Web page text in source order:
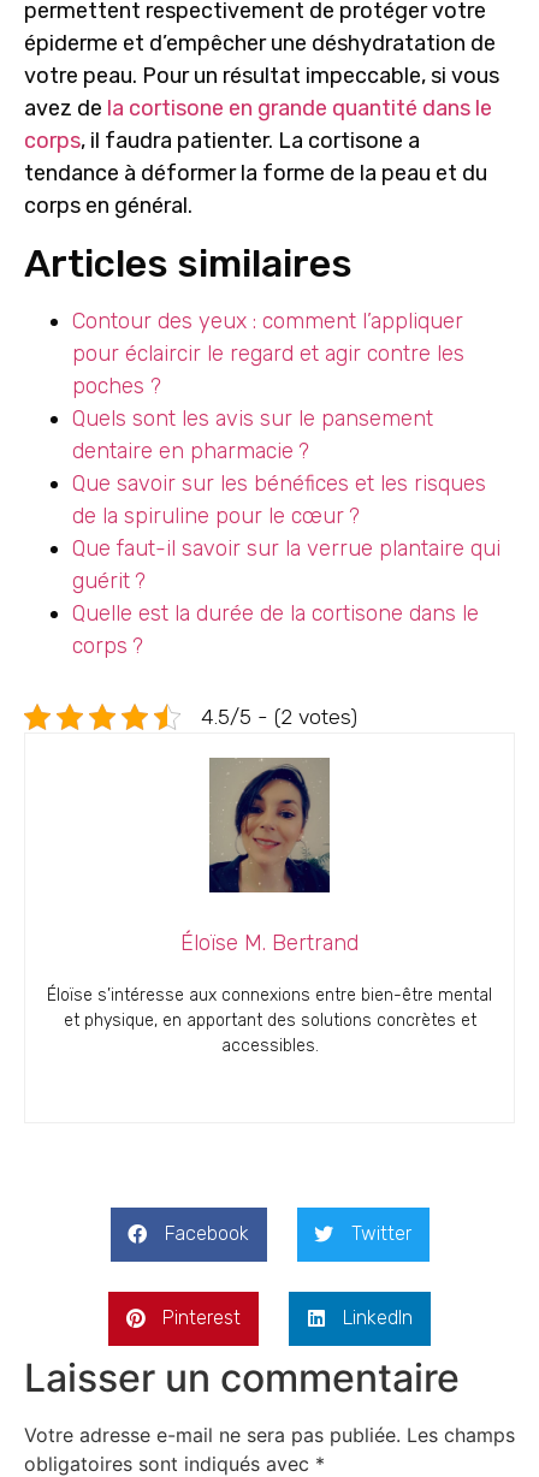
permettent respectivement de protéger votre
épiderme et d’empêcher une déshydratation de
votre peau. Pour un résultat impeccable, si vous
avez de la cortisone en grande quantité dans le
corps, il faudra patienter. La cortisone a
tendance à déformer la forme de la peau et du
corps en général.
Articles similaires
Contour des yeux : comment l’appliquer
pour éclaircir le regard et agir contre les
poches ?
Quels sont les avis sur le pansement
dentaire en pharmacie ?
Que savoir sur les bénéfices et les risques
de la spiruline pour le cœur ?
Que faut-il savoir sur la verrue plantaire qui
guérit ?
Quelle est la durée de la cortisone dans le
corps ?
4.5/5 - (2 votes)
Éloïse M. Bertrand
Éloïse s’intéresse aux connexions entre bien-être mental
et physique, en apportant des solutions concrètes et
accessibles.
Facebook Twitter
Pinterest LinkedIn
Laisser un commentaire
Votre adresse e-mail ne sera pas publiée. Les champs
obligatoires sont indiqués avec *